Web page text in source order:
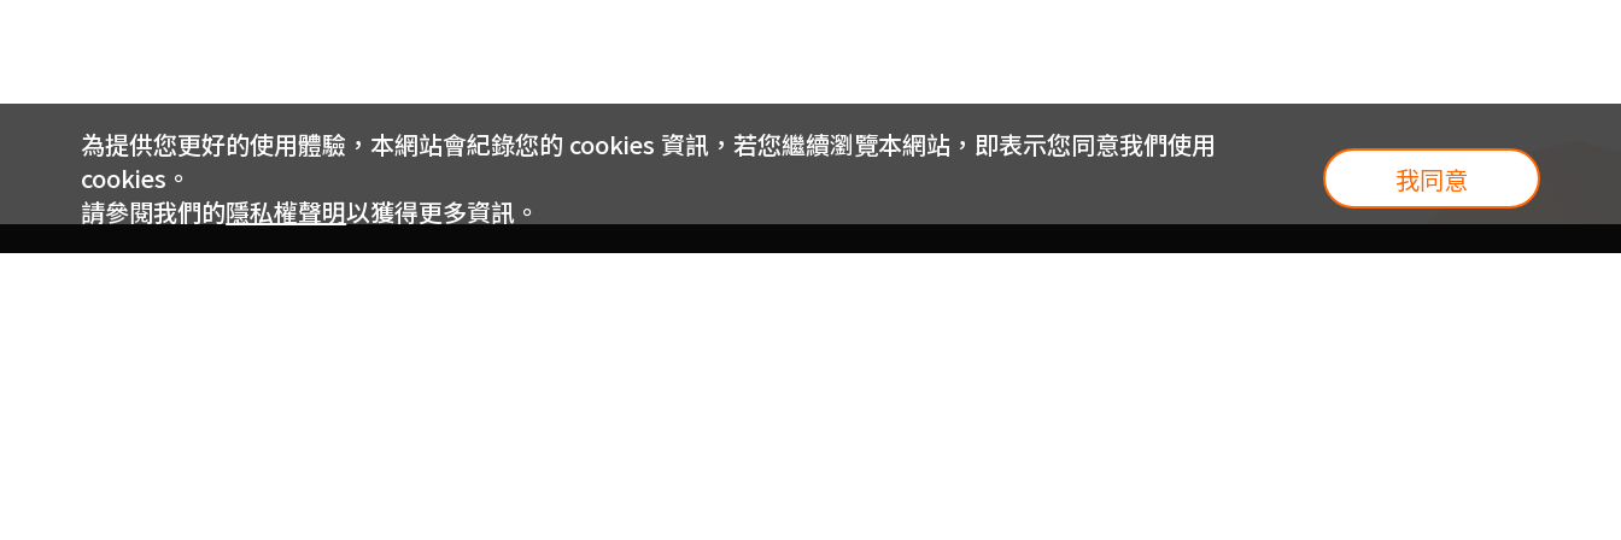
為提供您更好的使用體驗，本網站會紀錄您的 cookies 資訊，若您繼續瀏覽本網站，即表示您同意我們使用
cookies。
請參閱我們的隱私權聲明以獲得更多資訊。
我同意